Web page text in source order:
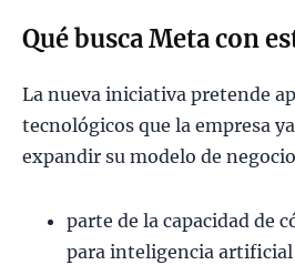
Qué busca Meta con
La nueva iniciativa pretende
tecnológicos que la empresa
expandir su modelo de
parte de la capacidad de
para inteligencia artificial